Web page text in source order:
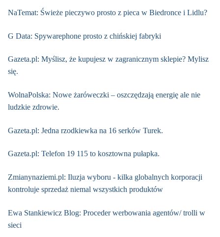
NaTemat: Świeże pieczywo prosto z pieca w Biedronce i Lidlu?
G Data: Spywarephone prosto z chińskiej fabryki
Gazeta.pl: Myślisz, że kupujesz w zagranicznym sklepie? Mylisz
się.
WolnaPolska: Nowe żaróweczki – oszczędzają energię ale nie
ludzkie zdrowie.
Gazeta.pl: Jedna rzodkiewka na 16 serków Turek.
Gazeta.pl: Telefon 19 115 to kosztowna pułapka.
Zmianynaziemi.pl: Iluzja wyboru - kilka globalnych korporacji
kontroluje sprzedaż niemal wszystkich produktów
Ewa Stankiewicz Blog: Proceder werbowania agentów/ trolli w
sieci